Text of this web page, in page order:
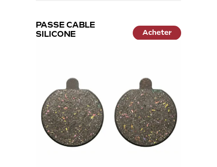
PASSE CABLE
SILICONE
Acheter